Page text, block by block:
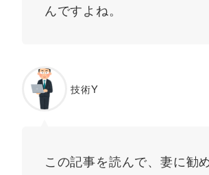
んですよね。
技術Y
この記事を読んで、妻に勧